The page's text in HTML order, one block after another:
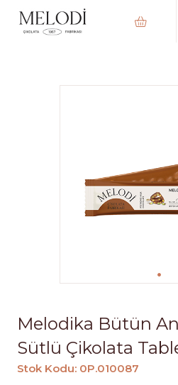
Melodika Bütün
Sütlü Çikolata
Stok Kodu: 0P.010087